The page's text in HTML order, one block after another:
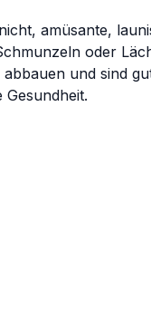
amüsante,
oder
und sind
Gesundheit.